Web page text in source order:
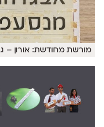
מורשת מחודשת: אורון –